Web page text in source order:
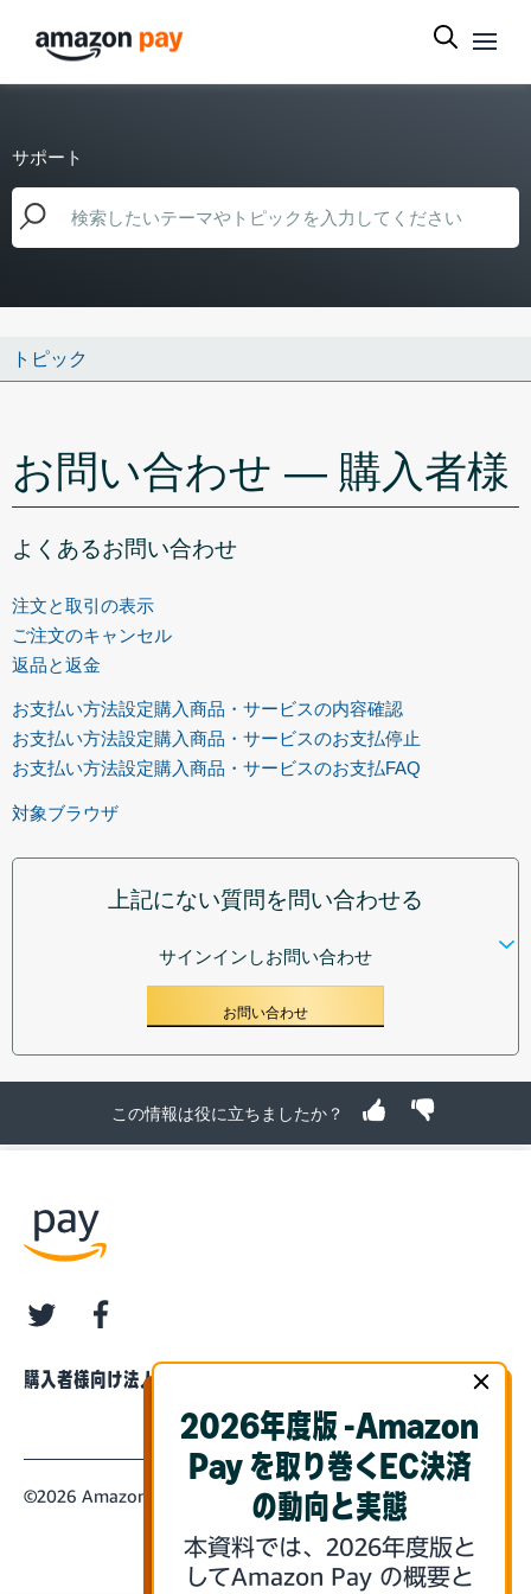
サポート
トピック
お問い合わせ — 購入者様
よくあるお問い合わせ
注文と取引の表示
ご注文のキャンセル
返品と返金
お支払い方法設定購入商品・サービスの内容確認
お支払い方法設定購入商品・サービスのお支払停止
お支払い方法設定購入商品・サービスのお支払FAQ
対象ブラウザ
上記にない質問を問い合わせる
サインインしお問い合わせ
お問い合わせ
この情報は役に立ちましたか？
購入者様向け法人・企業様向け
twitter facebook
©2026 Amazon.com, Inc. or its Affiliates
2026年度版 -Amazon
Pay を取り巻くEC決済
の動向と実態
本資料では、2026年度版と
してAmazon Pay の概要と